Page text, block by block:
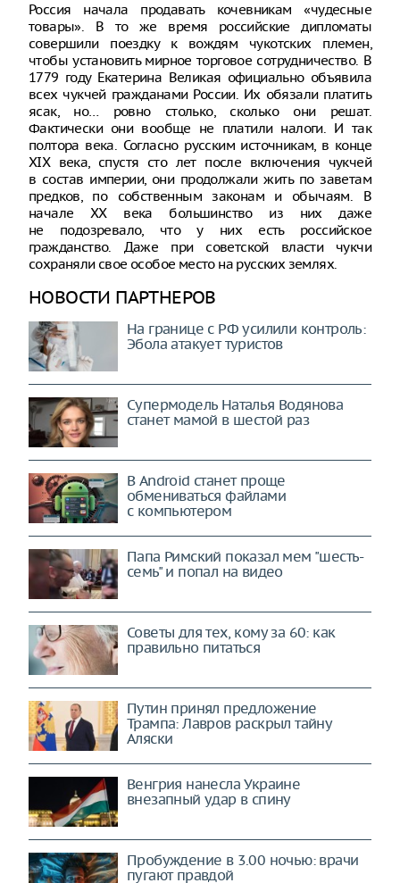
Россия начала продавать кочевникам «чудесные
товары». В то же время российские дипломаты
совершили поездку к вождям чукотских племен,
чтобы установить мирное торговое сотрудничество. В
1779 году Екатерина Великая официально объявила
всех чукчей гражданами России. Их обязали платить
ясак, но… ровно столько, сколько они решат.
Фактически они вообще не платили налоги. И так
полтора века. Согласно русским источникам, в конце
XIX века, спустя сто лет после включения чукчей
в состав империи, они продолжали жить по заветам
предков, по собственным законам и обычаям. В
начале ХХ века большинство из них даже
не подозревало, что у них есть российское
гражданство. Даже при советской власти чукчи
сохраняли свое особое место на русских землях.
НОВОСТИ ПАРТНЕРОВ
На границе с РФ усилили контроль:
Эбола атакует туристов
Супермодель Наталья Водянова
станет мамой в шестой раз
В Android станет проще
обмениваться файлами
с компьютером
Папа Римский показал мем "шесть-
семь" и попал на видео
Советы для тех, кому за 60: как
правильно питаться
Путин принял предложение
Трампа: Лавров раскрыл тайну
Аляски
Венгрия нанесла Украине
внезапный удар в спину
Пробуждение в 3.00 ночью: врачи
пугают правдой